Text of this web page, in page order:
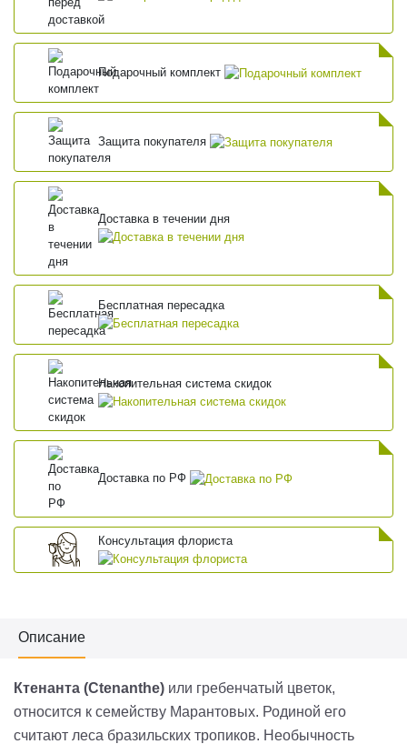
Подарочный комплект
Защита покупателя
Доставка в течении дня
Бесплатная пересадка
Накопительная система скидок
Доставка по РФ
Консультация флориста
Описание
Ктенанта (Ctenanthe) или гребенчатый цветок,
относится к семейству Марантовых. Родиной его
считают леса бразильских тропиков. Необычность